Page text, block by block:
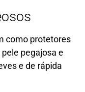
como protetores
pegajosa e
e de rápida